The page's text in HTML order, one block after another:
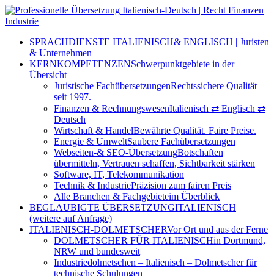
SPRACHDIENSTE ITALIENISCH& ENGLISCH | Juristen
& Unternehmen
KERNKOMPETENZENSchwerpunktgebiete in der
Übersicht
Juristische FachübersetzungenRechtssichere Qualität
seit 1997.
Finanzen & RechnungswesenItalienisch ⇄ Englisch ⇄
Deutsch
Wirtschaft & HandelBewährte Qualität. Faire Preise.
Energie & UmweltSaubere Fachübersetzungen
Webseiten-& SEO-ÜbersetzungBotschaften
übermitteln, Vertrauen schaffen, Sichtbarkeit stärken
Software, IT, Telekommunikation
Technik & IndustriePräzision zum fairen Preis
Alle Branchen & Fachgebieteim Überblick
BEGLAUBIGTE ÜBERSETZUNGITALIENISCH
(weitere auf Anfrage)
ITALIENISCH-DOLMETSCHERVor Ort und aus der Ferne
DOLMETSCHER FÜR ITALIENISCHin Dortmund,
NRW und bundesweit
Industriedolmetschen – Italienisch – Dolmetscher für
technische Schulungen